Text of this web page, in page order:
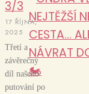
NEJTĚŽŠÍ
CESTA…
NÁVRAT
🏍️
3/3
17 ŘÍJNA,
2025
Třetí a
závěrečný
díl našeho
putování po